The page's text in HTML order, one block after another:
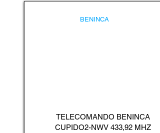
BENINCA
TELECOMANDO BENINCA
CUPIDO2-NWV 433,92 MHZ